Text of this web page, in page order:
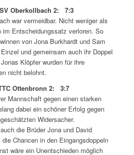
Oberkollbach 2: 7:3
war vermeidbar. Nicht weniger als
im Entscheidungssatz verloren. So
von Jona Burkhardt und Sam
und gemeinsam auch ihr Doppel
Klöpfer wurden für ihre
nicht belohnt.
Ottenbronn 2: 3:7
Mannschaft gegen einen starken
dabei ein schöner Erfolg gegen
Widersacher.
die Brüder Jona und David
Chancen in den Eingangsdoppeln
wäre ein Unentschieden möglich